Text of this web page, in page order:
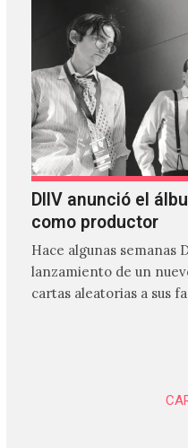
DIIV anunció el
como productor
Hace algunas semanas
lanzamiento de un
cartas aleatorias a sus